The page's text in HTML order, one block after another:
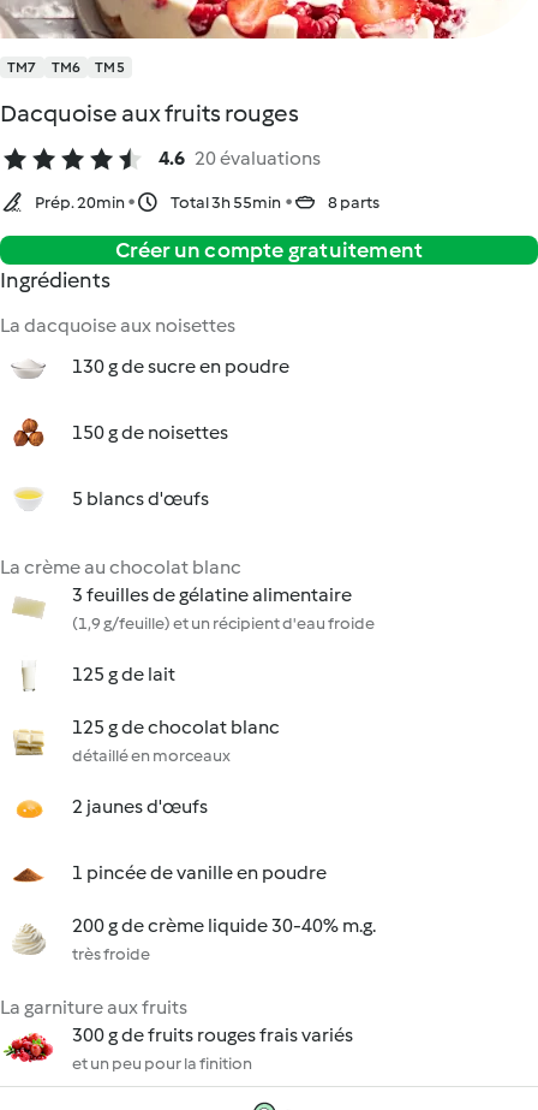
TM7 TM6 TM5
Dacquoise aux fruits rouges
4.6 20 évaluations
Prép. 20min Total 3h 55min 8 parts
Créer un compte gratuitement
Ingrédients
La dacquoise aux noisettes
130 g de sucre en poudre
150 g de noisettes
5 blancs d'œufs
La crème au chocolat blanc
3 feuilles de gélatine alimentaire
(1,9 g/feuille) et un récipient d'eau froide
125 g de lait
125 g de chocolat blanc
détaillé en morceaux
2 jaunes d'œufs
1 pincée de vanille en poudre
200 g de crème liquide 30-40% m.g.
très froide
La garniture aux fruits
300 g de fruits rouges frais variés
et un peu pour la finition